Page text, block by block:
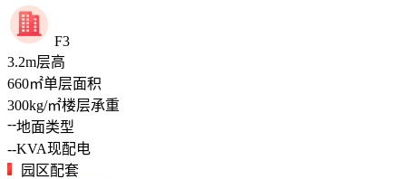
F3
3.2m层高
660㎡单层面积
300kg/㎡楼层承重
--地面类型
--KVA现配电
园区配套